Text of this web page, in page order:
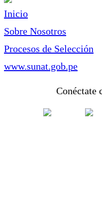
Inicio
Sobre Nosotros
Procesos de Selección
www.sunat.gob.pe
Conéctate